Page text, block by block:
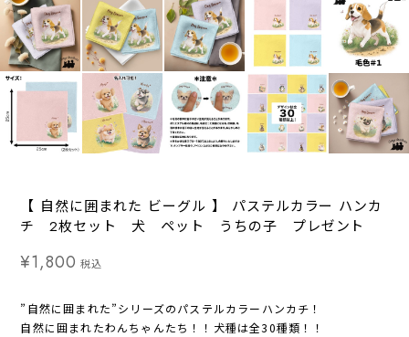
【 自然に囲まれた ビーグル 】 パステルカラー ハンカ
チ 2枚セット 犬 ペット うちの子 プレゼント
¥1,800 税込
”自然に囲まれた”シリーズのパステルカラーハンカチ！
自然に囲まれたわんちゃんたち！！犬種は全30種類！！